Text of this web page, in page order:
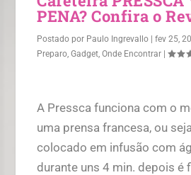
PENA? Confira o
Postado por Paulo Ingrevallo |fev 25,
Preparo ,Gadget ,Onde Encontrar |
A Pressca funciona com o
uma prensa francesa, ou
colocado em infusão com
durante uns 4 min. depois é